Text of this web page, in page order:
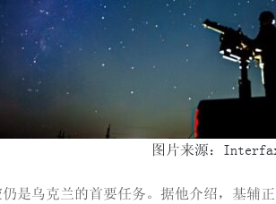
图片来源：
是乌克兰的首要任务。据他介绍，基辅